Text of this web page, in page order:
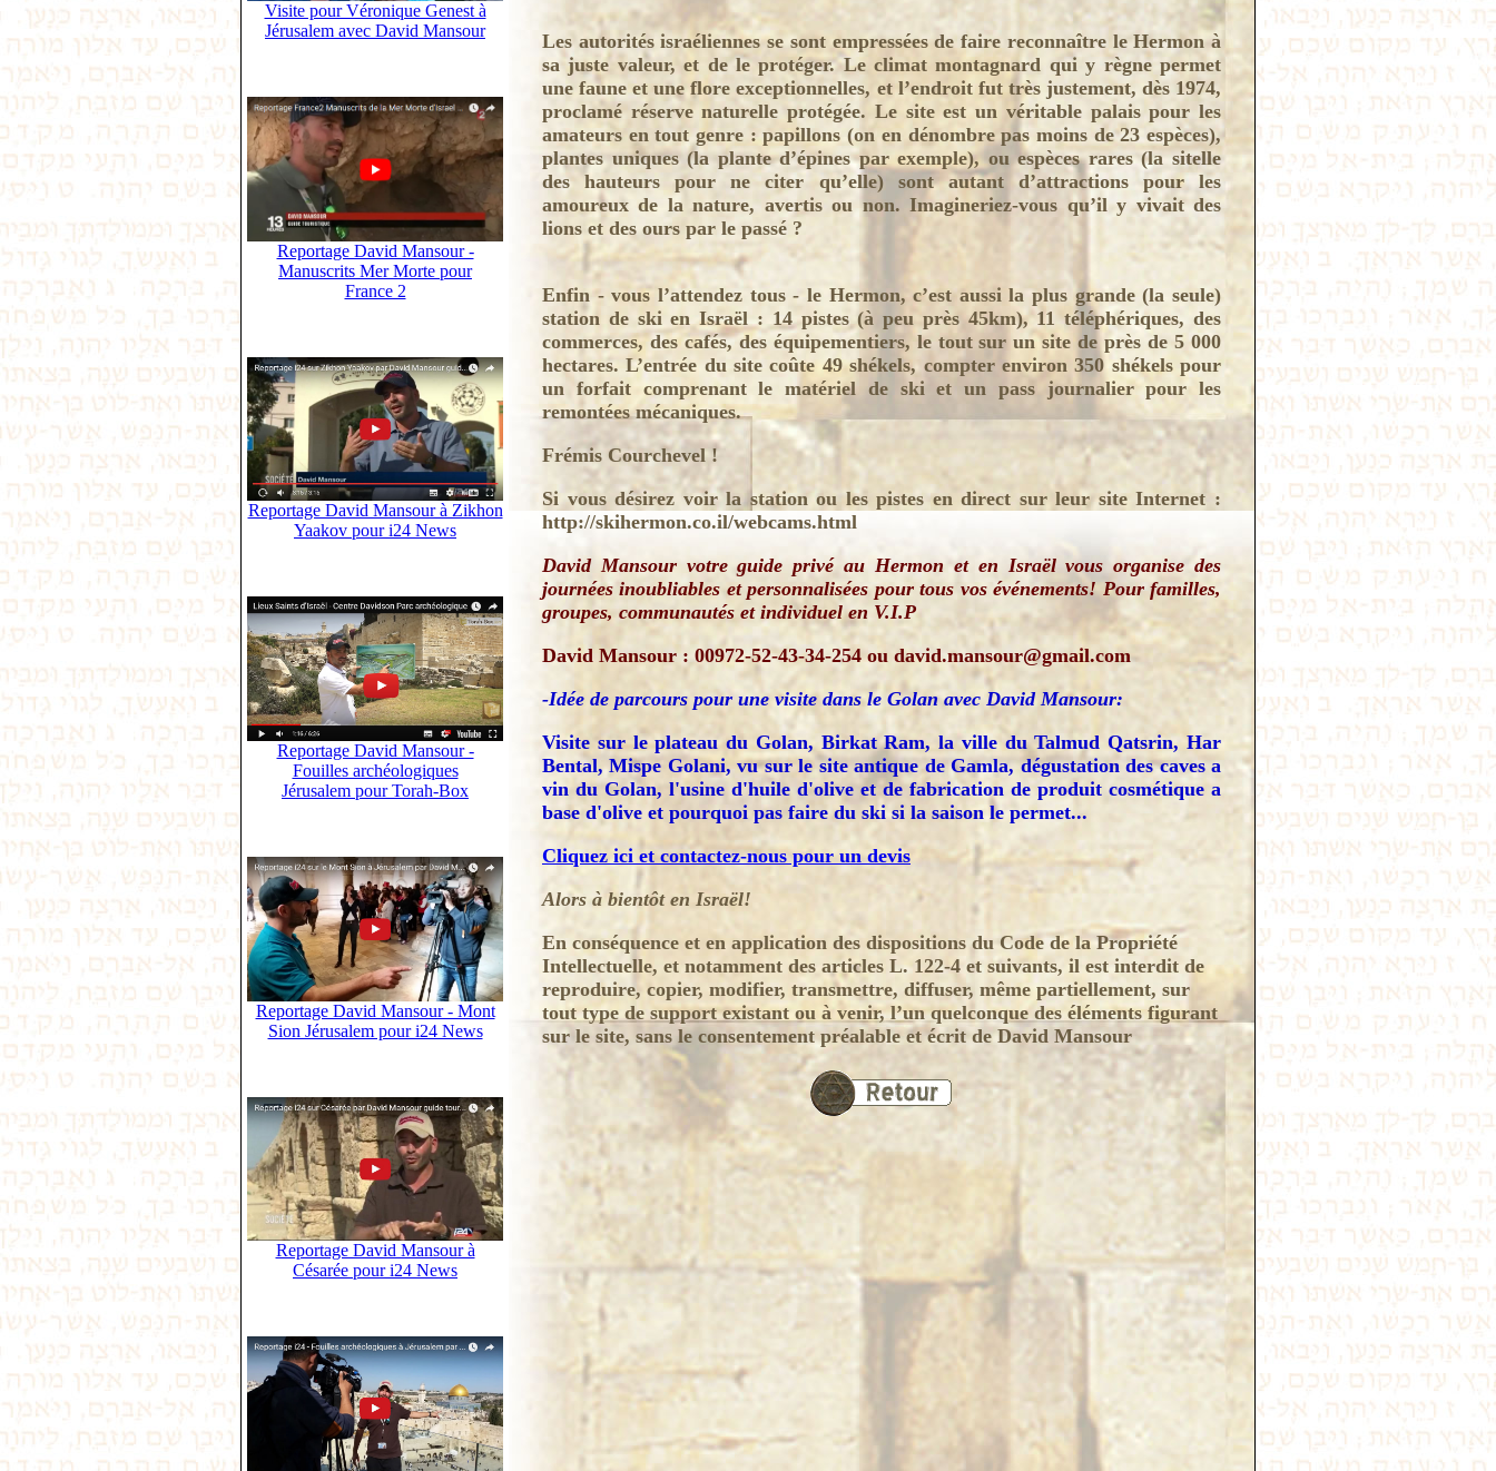
Visite pour Véronique Genest à
Jérusalem avec David Mansour
Reportage David Mansour -
Manuscrits Mer Morte pour
France 2
Reportage David Mansour à Zikhon
Yaakov pour i24 News
Reportage David Mansour -
Fouilles archéologiques
Jérusalem pour Torah-Box
Reportage David Mansour - Mont
Sion Jérusalem pour i24 News
Reportage David Mansour à
Césarée pour i24 News
Les autorités israéliennes se sont empressées de faire reconnaître le Hermon à
sa juste valeur, et de le protéger. Le climat montagnard qui y règne permet
une faune et une flore exceptionnelles, et l’endroit fut très justement, dès 1974,
proclamé réserve naturelle protégée. Le site est un véritable palais pour les
amateurs en tout genre : papillons (on en dénombre pas moins de 23 espèces),
plantes uniques (la plante d’épines par exemple), ou espèces rares (la sitelle
des hauteurs pour ne citer qu’elle) sont autant d’attractions pour les
amoureux de la nature, avertis ou non. Imagineriez-vous qu’il y vivait des
lions et des ours par le passé ?
Enfin - vous l’attendez tous - le Hermon, c’est aussi la plus grande (la seule)
station de ski en Israël : 14 pistes (à peu près 45km), 11 téléphériques, des
commerces, des cafés, des équipementiers, le tout sur un site de près de 5 000
hectares. L’entrée du site coûte 49 shékels, compter environ 350 shékels pour
un forfait comprenant le matériel de ski et un pass journalier pour les
remontées mécaniques.
Frémis Courchevel !
Si vous désirez voir la station ou les pistes en direct sur leur site Internet :
http://skihermon.co.il/webcams.html
David Mansour votre guide privé au Hermon et en Israël vous organise des
journées inoubliables et personnalisées pour tous vos événements! Pour familles,
groupes, communautés et individuel en V.I.P
David Mansour : 00972-52-43-34-254 ou david.mansour@gmail.com
-Idée de parcours pour une visite dans le Golan avec David Mansour:
Visite sur le plateau du Golan, Birkat Ram, la ville du Talmud Qatsrin, Har
Bental, Mispe Golani, vu sur le site antique de Gamla, dégustation des caves a
vin du Golan, l'usine d'huile d'olive et de fabrication de produit cosmétique a
base d'olive et pourquoi pas faire du ski si la saison le permet...
Cliquez ici et contactez-nous pour un devis
Alors à bientôt en Israël!
En conséquence et en application des dispositions du Code de la Propriété
Intellectuelle, et notamment des articles L. 122-4 et suivants, il est interdit de
reproduire, copier, modifier, transmettre, diffuser, même partiellement, sur
tout type de support existant ou à venir, l’un quelconque des éléments figurant
sur le site, sans le consentement préalable et écrit de David Mansour